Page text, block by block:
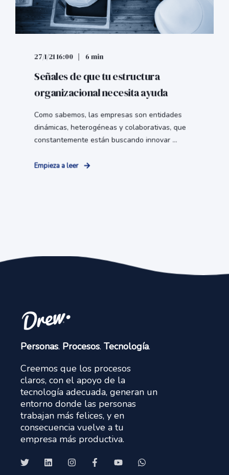
27/1/21 16:00 6 min
Señales de que tu estructura
organizacional necesita ayuda
Como sabemos, las empresas son entidades
dinámicas, heterogéneas y colaborativas, que
constantemente están buscando innovar ...
Empieza a leer
Personas. Procesos. Tecnología.
Creemos que los procesos
claros, con el apoyo de la
tecnología adecuada, generan un
entorno donde las personas
trabajan más felices, y en
consecuencia vuelve a tu
empresa más productiva.